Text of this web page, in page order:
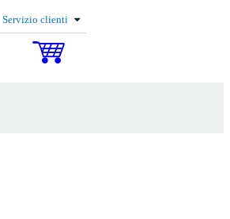
Servizio clienti